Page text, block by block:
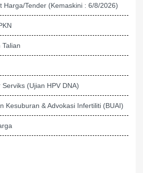
Harga/Tender (Kemaskini : 6/8/2026)
(Ujian HPV DNA)
Kesuburan & Advokasi Infertiliti (BUAI)